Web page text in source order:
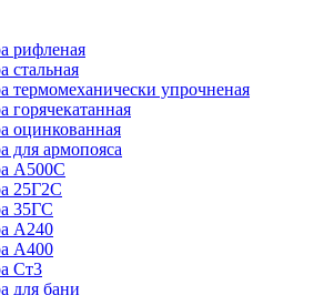
рифленая
стальная
термомеханически упрочненая
горячекатанная
оцинкованная
для армопояса
A500С
25Г2С
35ГС
А240
А400
Ст3
для бани